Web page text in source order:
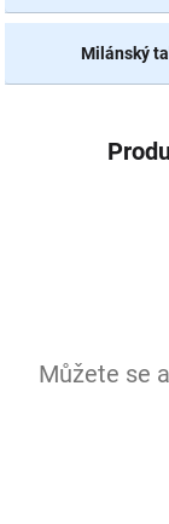
NOVINKY
Milánský
Můžete se